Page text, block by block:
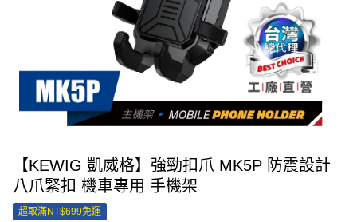
【KEWIG 凱威格】強勁扣爪 MK5P 防震設計
八爪緊扣 機車專用 手機架
超取滿NT$699免運